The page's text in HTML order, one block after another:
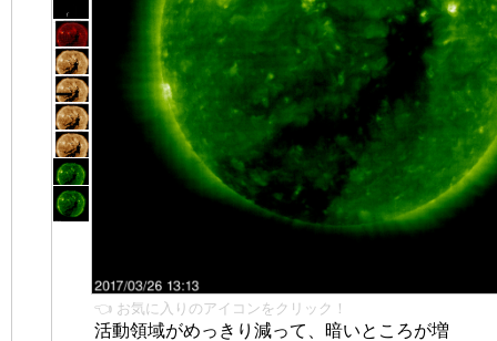
👈 お気に入りのアイコンをクリック！
活動領域がめっきり減って、暗いところが増